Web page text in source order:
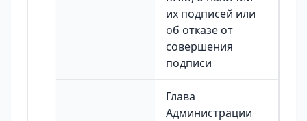
их подписей или
об отказе от
совершения
подписи
Глава
Администрации